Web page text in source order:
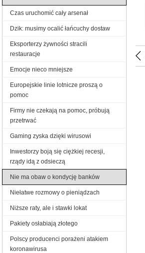
Czas uruchomić cały arsenał
Dzik: musimy ocalić łańcuchy dostaw
Eksporterzy żywności stracili
restauracje
Emocje nieco mniejsze
Europejskie linie lotnicze proszą o
pomoc
Firmy nie czekają na pomoc, próbują
przetrwać
Gaming zyska dzięki wirusowi
Inwestorzy boją się ciężkiej recesji,
rządy idą z odsieczą
Nie ma obaw o kondycję banków
Niełatwe rozmowy o pieniądzach
Niższe raty, ale i stawki lokat
Pakiety osłabiają złotego
Polscy producenci porażeni atakiem
koronawirusa